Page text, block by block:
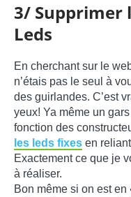
3/ Supprimer
Leds
En cherchant sur le
n’étais pas le seul à
des guirlandes. C’est
yeux! Ya même un
fonction des
les leds fixes en
Exactement ce que je
à réaliser.
Bon même si on est